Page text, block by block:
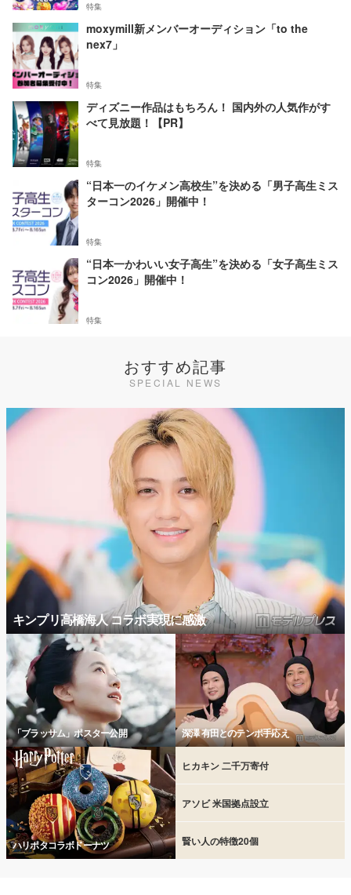
特集
moxymill新メンバーオーディション「to the
nex7」
特集
ディズニー作品はもちろん！ 国内外の人気作がす
べて見放題！【PR】
特集
“日本一のイケメン高校生”を決める「男子高生ミス
ターコン2026」開催中！
特集
“日本一かわいい女子高生”を決める「女子高生ミス
コン2026」開催中！
特集
おすすめ記事
SPECIAL NEWS
キンプリ高橋海人 コラボ実現に感激
「ブラッサム」ポスター公開 深澤 有田とのテンポ手応え
ハリポタコラボドーナツ
ヒカキン 二千万寄付
アソビ 米国拠点設立
賢い人の特徴20個